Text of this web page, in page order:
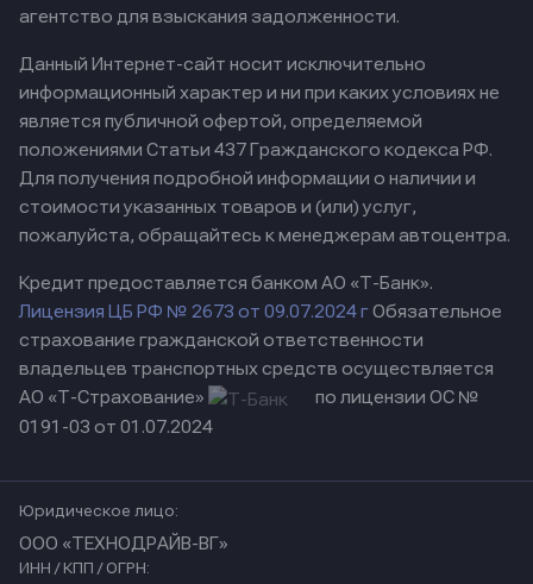
агентство для взыскания задолженности.
Данный Интернет-сайт носит исключительно
информационный характер и ни при каких условиях не
является публичной офертой, определяемой
положениями Статьи 437 Гражданского кодекса РФ.
Для получения подробной информации о наличии и
стоимости указанных товаров и (или) услуг,
пожалуйста, обращайтесь к менеджерам автоцентра.
Кредит предоставляется банком АО «Т-Банк».
Лицензия ЦБ РФ № 2673 от 09.07.2024 гОбязательное
страхование гражданской ответственности
владельцев транспортных средств осуществляется
АО «Т-Страхование»
по лицензии ОС №
0191-03 от 01.07.2024
Юридическое лицо:
ООО «ТЕХНОДРАЙВ-ВГ»
ИНН / КПП / ОГРН: